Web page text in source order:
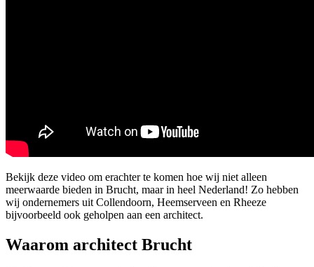
Bekijk deze video om erachter te komen hoe wij niet alleen
meerwaarde bieden in Brucht, maar in heel Nederland! Zo hebben
wij ondernemers uit Collendoorn, Heemserveen en Rheeze
bijvoorbeeld ook geholpen aan een architect.
Waarom architect Brucht